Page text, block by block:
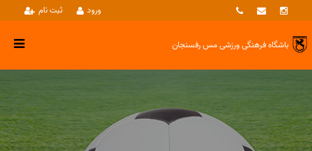
ثبت نام ورود
باشگاه فرهنگی ورزشیمس رفسنجان